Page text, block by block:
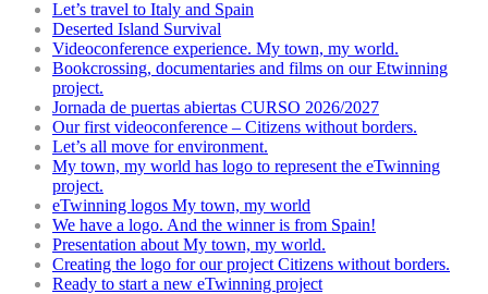
Let’s travel to Italy and Spain
Deserted Island Survival
Videoconference experience. My town, my world.
Bookcrossing, documentaries and films on our Etwinning
project.
Jornada de puertas abiertas CURSO 2026/2027
Our first videoconference – Citizens without borders.
Let’s all move for environment.
My town, my world has logo to represent the eTwinning
project.
eTwinning logos My town, my world
We have a logo. And the winner is from Spain!
Presentation about My town, my world.
Creating the logo for our project Citizens without borders.
Ready to start a new eTwinning project